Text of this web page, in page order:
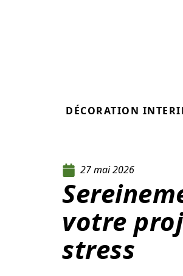
DÉCORATION
27 mai 2026
votre
stress